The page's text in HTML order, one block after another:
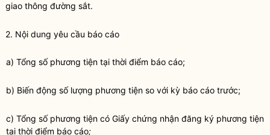
giao thông đường sắt.
2. Nội dung yêu cầu báo cáo
a) Tổng số phương tiện tại thời điểm báo cáo;
b) Biến động số lượng phương tiện so với kỳ báo cáo trước;
c) Tổng số phương tiện có Giấy chứng nhận đăng ký phương tiện
tại thời điểm báo cáo;